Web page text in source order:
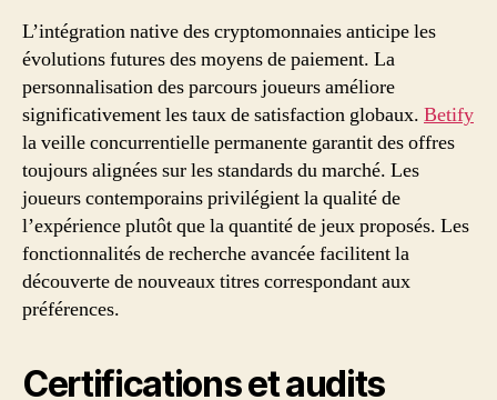
L’intégration native des cryptomonnaies anticipe les
évolutions futures des moyens de paiement. La
personnalisation des parcours joueurs améliore
significativement les taux de satisfaction globaux. Betify
la veille concurrentielle permanente garantit des offres
toujours alignées sur les standards du marché. Les
joueurs contemporains privilégient la qualité de
l’expérience plutôt que la quantité de jeux proposés. Les
fonctionnalités de recherche avancée facilitent la
découverte de nouveaux titres correspondant aux
préférences.
Certifications et audits